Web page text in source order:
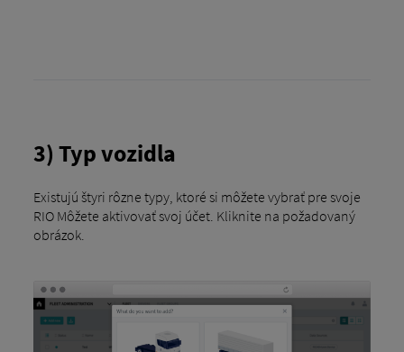
3) Typ vozidla
Existujú štyri rôzne typy, ktoré si môžete vybrať pre svoje
RIO Môžete aktivovať svoj účet. Kliknite na požadovaný
obrázok.